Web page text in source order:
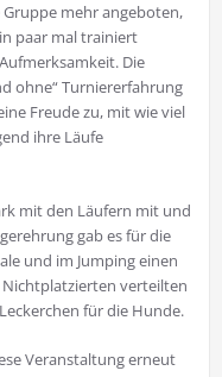
mehr angeboten,
paar mal trainiert
Die
ohne“ Turniererfahrung
Freude zu, mit wie viel
ihre Läufe
mit den Läufern mit und
gab es für die
und im Jumping einen
Nichtplatzierten verteilten
für die Hunde.
Veranstaltung erneut